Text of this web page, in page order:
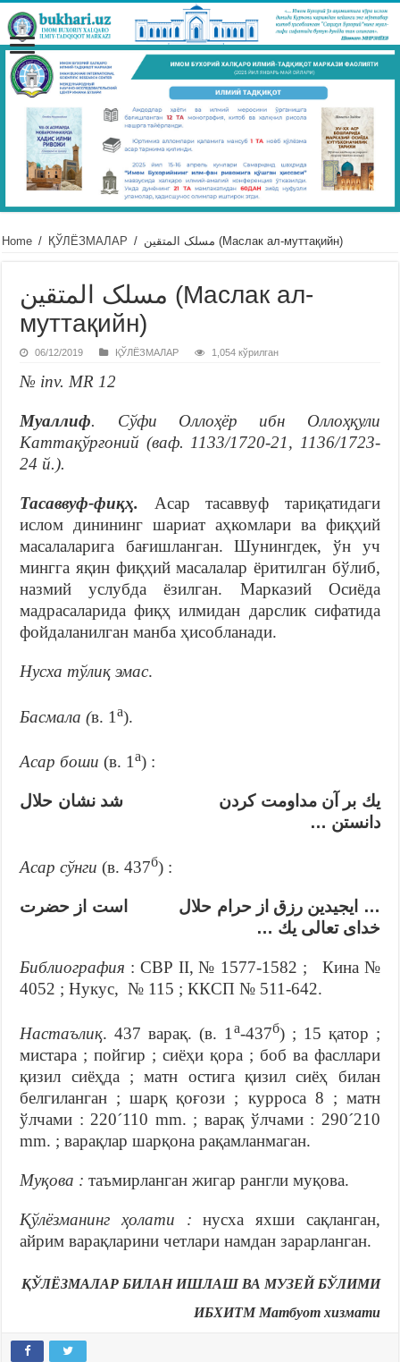
Home / ҚЎЛЁЗМАЛАР / مسلک المتقین (Маслак ал-муттақийн)
مسلک المتقین (Маслак ал-
муттақийн)
06/12/2019 ҚЎЛЁЗМАЛАР 1,054 кўрилган
№ inv. MR 12
Муаллиф. Сўфи Оллоҳёр ибн Оллоҳқули
Каттақўрғоний (ваф.1133/1720-21, 1136/1723-
24 й.).
Тасаввуф-фиқҳ. Асар тасаввуф тариқатидаги
ислом динининг шариат аҳкомлари ва фиқҳий
масалаларига бағишланган. Шунингдек, ўн уч
мингга яқин фиқҳий масалалар ёритилган бўлиб,
назмий услубда ёзилган. Марказий Осиёда
мадрасаларида фиқҳ илмидан дарслик сифатида
фойдаланилган манба ҳисобланади.
Нусха тўлиқ эмас.
Басмала (в. 1а).
Асар боши (в. 1а) :
يك بر آن مداومت كردن شد نشان حلال
دانستن …
Асар сўнги (в. 437б) :
… ايجيدين رزق از حرام حلال است از حضرت
خداى تعالى يك …
Библиография : СВР II, № 1577-1582 ; Кина №
4052 ; Нукус, № 115 ; ККСП № 511-642.
Настаълиқ. 437 варақ. (в. 1а-437б) ; 15 қатор ;
мистара ; пойгир ; сиёҳи қора ; боб ва фасллари
қизил сиёҳда ; матн остига қизил сиёҳ билан
белгиланган ; шарқ қоғози ; курроса 8 ; матн
ўлчами : 220´110 mm. ; варақ ўлчами : 290´210
mm. ; варақлар шарқона рақамланмаган.
Муқова : таъмирланган жигар рангли муқова.
Қўлёзманинг ҳолати : нусха яхши сақланган,
айрим варақларини четлари намдан зарарланган.
ҚЎЛЁЗМАЛАР БИЛАН ИШЛАШ ВА МУЗЕЙ БЎЛИМИ
ИБХИТМ Матбуот хизмати